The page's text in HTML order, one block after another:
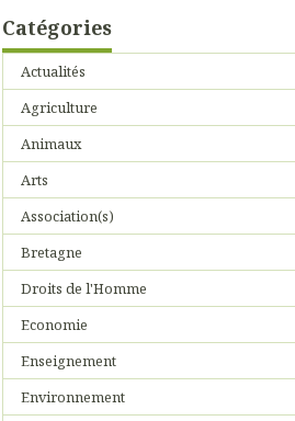
Catégories
Actualités
Agriculture
Animaux
Arts
Association(s)
Bretagne
Droits de l'Homme
Economie
Enseignement
Environnement